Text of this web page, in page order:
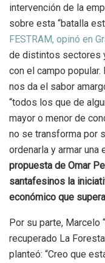
intervención de la
sobre esta “batalla
FESTRAM, opinó en
de distintos sectores
con el campo
nos da el sabor
“todos los que de
mayor o menor de
no se transforma por
ordenarla y armar una
propuesta de Omar
santafesinos la
económico que
Por su parte, Marcelo
recuperado La
planteó: “Creo que